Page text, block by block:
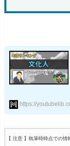
https://
【 注意 】執筆時時点での